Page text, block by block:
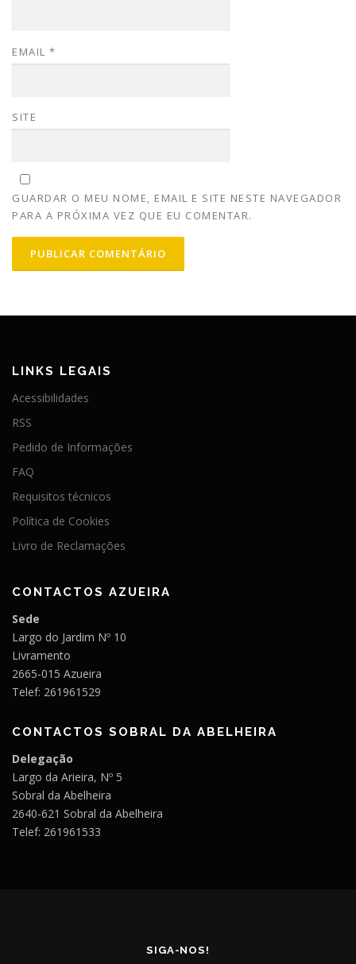
EMAIL *
SITE
GUARDAR O MEU NOME, EMAIL E SITE NESTE NAVEGADOR
PARA A PRÓXIMA VEZ QUE EU COMENTAR.
LINKS LEGAIS
Acessibilidades
RSS
Pedido de Informações
FAQ
Requisitos técnicos
Política de Cookies
Livro de Reclamações
CONTACTOS AZUEIRA
Sede
Largo do Jardim Nº 10
Livramento
2665-015 Azueira
Telef: 261961529
CONTACTOS SOBRAL DA ABELHEIRA
Delegação
Largo da Arieira, Nº 5
Sobral da Abelheira
2640-621 Sobral da Abelheira
Telef: 261961533
SIGA-NOS!